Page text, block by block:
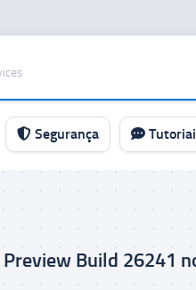
Segurança
Build 26241